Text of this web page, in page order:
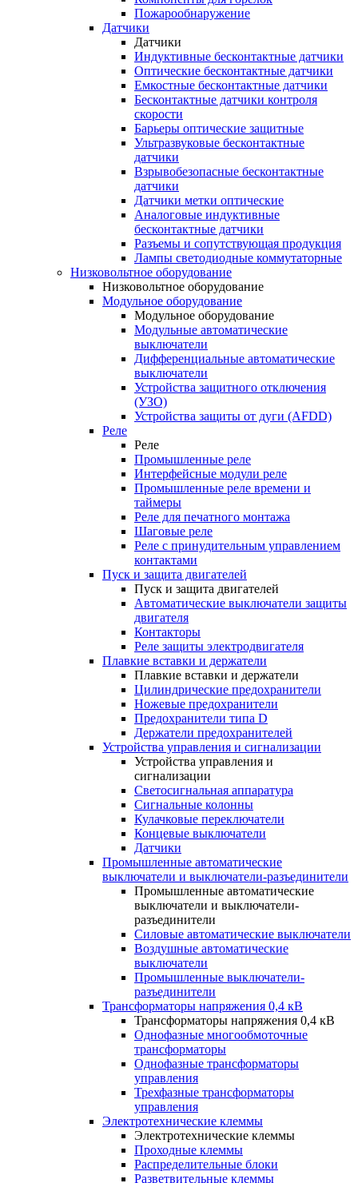
Пожарообнаружение
Датчики
Датчики
Индуктивные бесконтактные датчики
Оптические бесконтактные датчики
Емкостные бесконтактные датчики
Бесконтактные датчики контроля
скорости
Барьеры оптические защитные
Ультразвуковые бесконтактные
датчики
Взрывобезопасные бесконтактные
датчики
Датчики метки оптические
Аналоговые индуктивные
бесконтактные датчики
Разъемы и сопутствующая продукция
Лампы светодиодные коммутаторные
Низковольтное оборудование
Низковольтное оборудование
Модульное оборудование
Модульное оборудование
Модульные автоматические
выключатели
Дифференциальные автоматические
выключатели
Устройства защитного отключения
(УЗО)
Устройства защиты от дуги (AFDD)
Реле
Реле
Промышленные реле
Интерфейсные модули реле
Промышленные реле времени и
таймеры
Реле для печатного монтажа
Шаговые реле
Реле с принудительным управлением
контактами
Пуск и защита двигателей
Пуск и защита двигателей
Автоматические выключатели защиты
двигателя
Контакторы
Реле защиты электродвигателя
Плавкие вставки и держатели
Плавкие вставки и держатели
Цилиндрические предохранители
Ножевые предохранители
Предохранители типа D
Держатели предохранителей
Устройства управления и сигнализации
Устройства управления и
сигнализации
Светосигнальная аппаратура
Сигнальные колонны
Кулачковые переключатели
Концевые выключатели
Датчики
Промышленные автоматические
выключатели и выключатели-разъединители
Промышленные автоматические
выключатели и выключатели-
разъединители
Силовые автоматические выключатели
Воздушные автоматические
выключатели
Промышленные выключатели-
разъединители
Трансформаторы напряжения 0,4 кВ
Трансформаторы напряжения 0,4 кВ
Однофазные многообмоточные
трансформаторы
Однофазные трансформаторы
управления
Трехфазные трансформаторы
управления
Электротехнические клеммы
Электротехнические клеммы
Проходные клеммы
Распределительные блоки
Разветвительные клеммы